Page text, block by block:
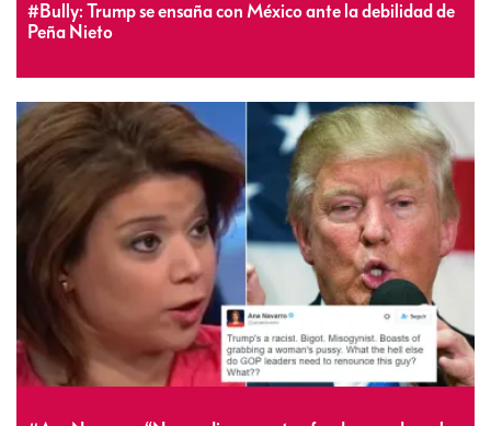
#Bully: Trump se ensaña con México ante la debilidad de
Peña Nieto